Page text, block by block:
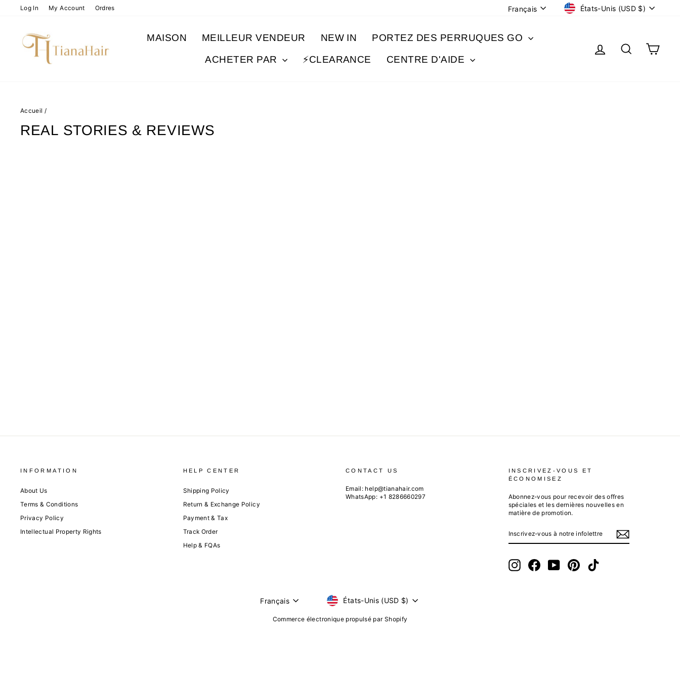
PasserLog In My Account Ordres LANGUE
Français DEVISE
États-Unis (USD $)
MAISON MEILLEUR VENDEUR NEW IN PORTEZ DES PERRUQUES GO
ACHETER PAR ⚡️CLEARANCE CENTRE D'AIDE
SE
Accueil /
REAL STORIES & REVIEWS
INFORMATION
About Us
Terms & Conditions
Privacy Policy
Intellectual Property Rights
HELP CENTER
Shipping Policy
Return & Exchange Policy
Payment & Tax
Track Order
Help & FQAs
CONTACT US
Email: help@tianahair.com
WhatsApp: +1 8286660297
INSCRIVEZ-VOUS ET
ÉCONOMISEZ
Abonnez-vous pour recevoir des offres
spéciales et les dernières nouvelles en
matière de promotion.
VOUS
InstagramFacebookYouTubePinterestTikTok
LANGUE
Français DEVISE
États-Unis (USD $)
Commerce électronique propulsé par Shopify